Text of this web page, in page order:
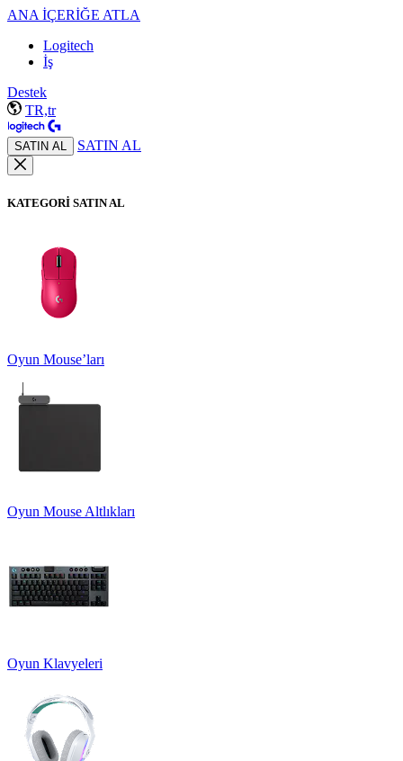
ANA İÇERİĞE ATLA
Logitech
İş
Destek
TR,tr
SATIN AL SATIN AL
KATEGORİ SATIN AL
Oyun Mouse’ları
Oyun Mouse Altlıkları
Oyun Klavyeleri